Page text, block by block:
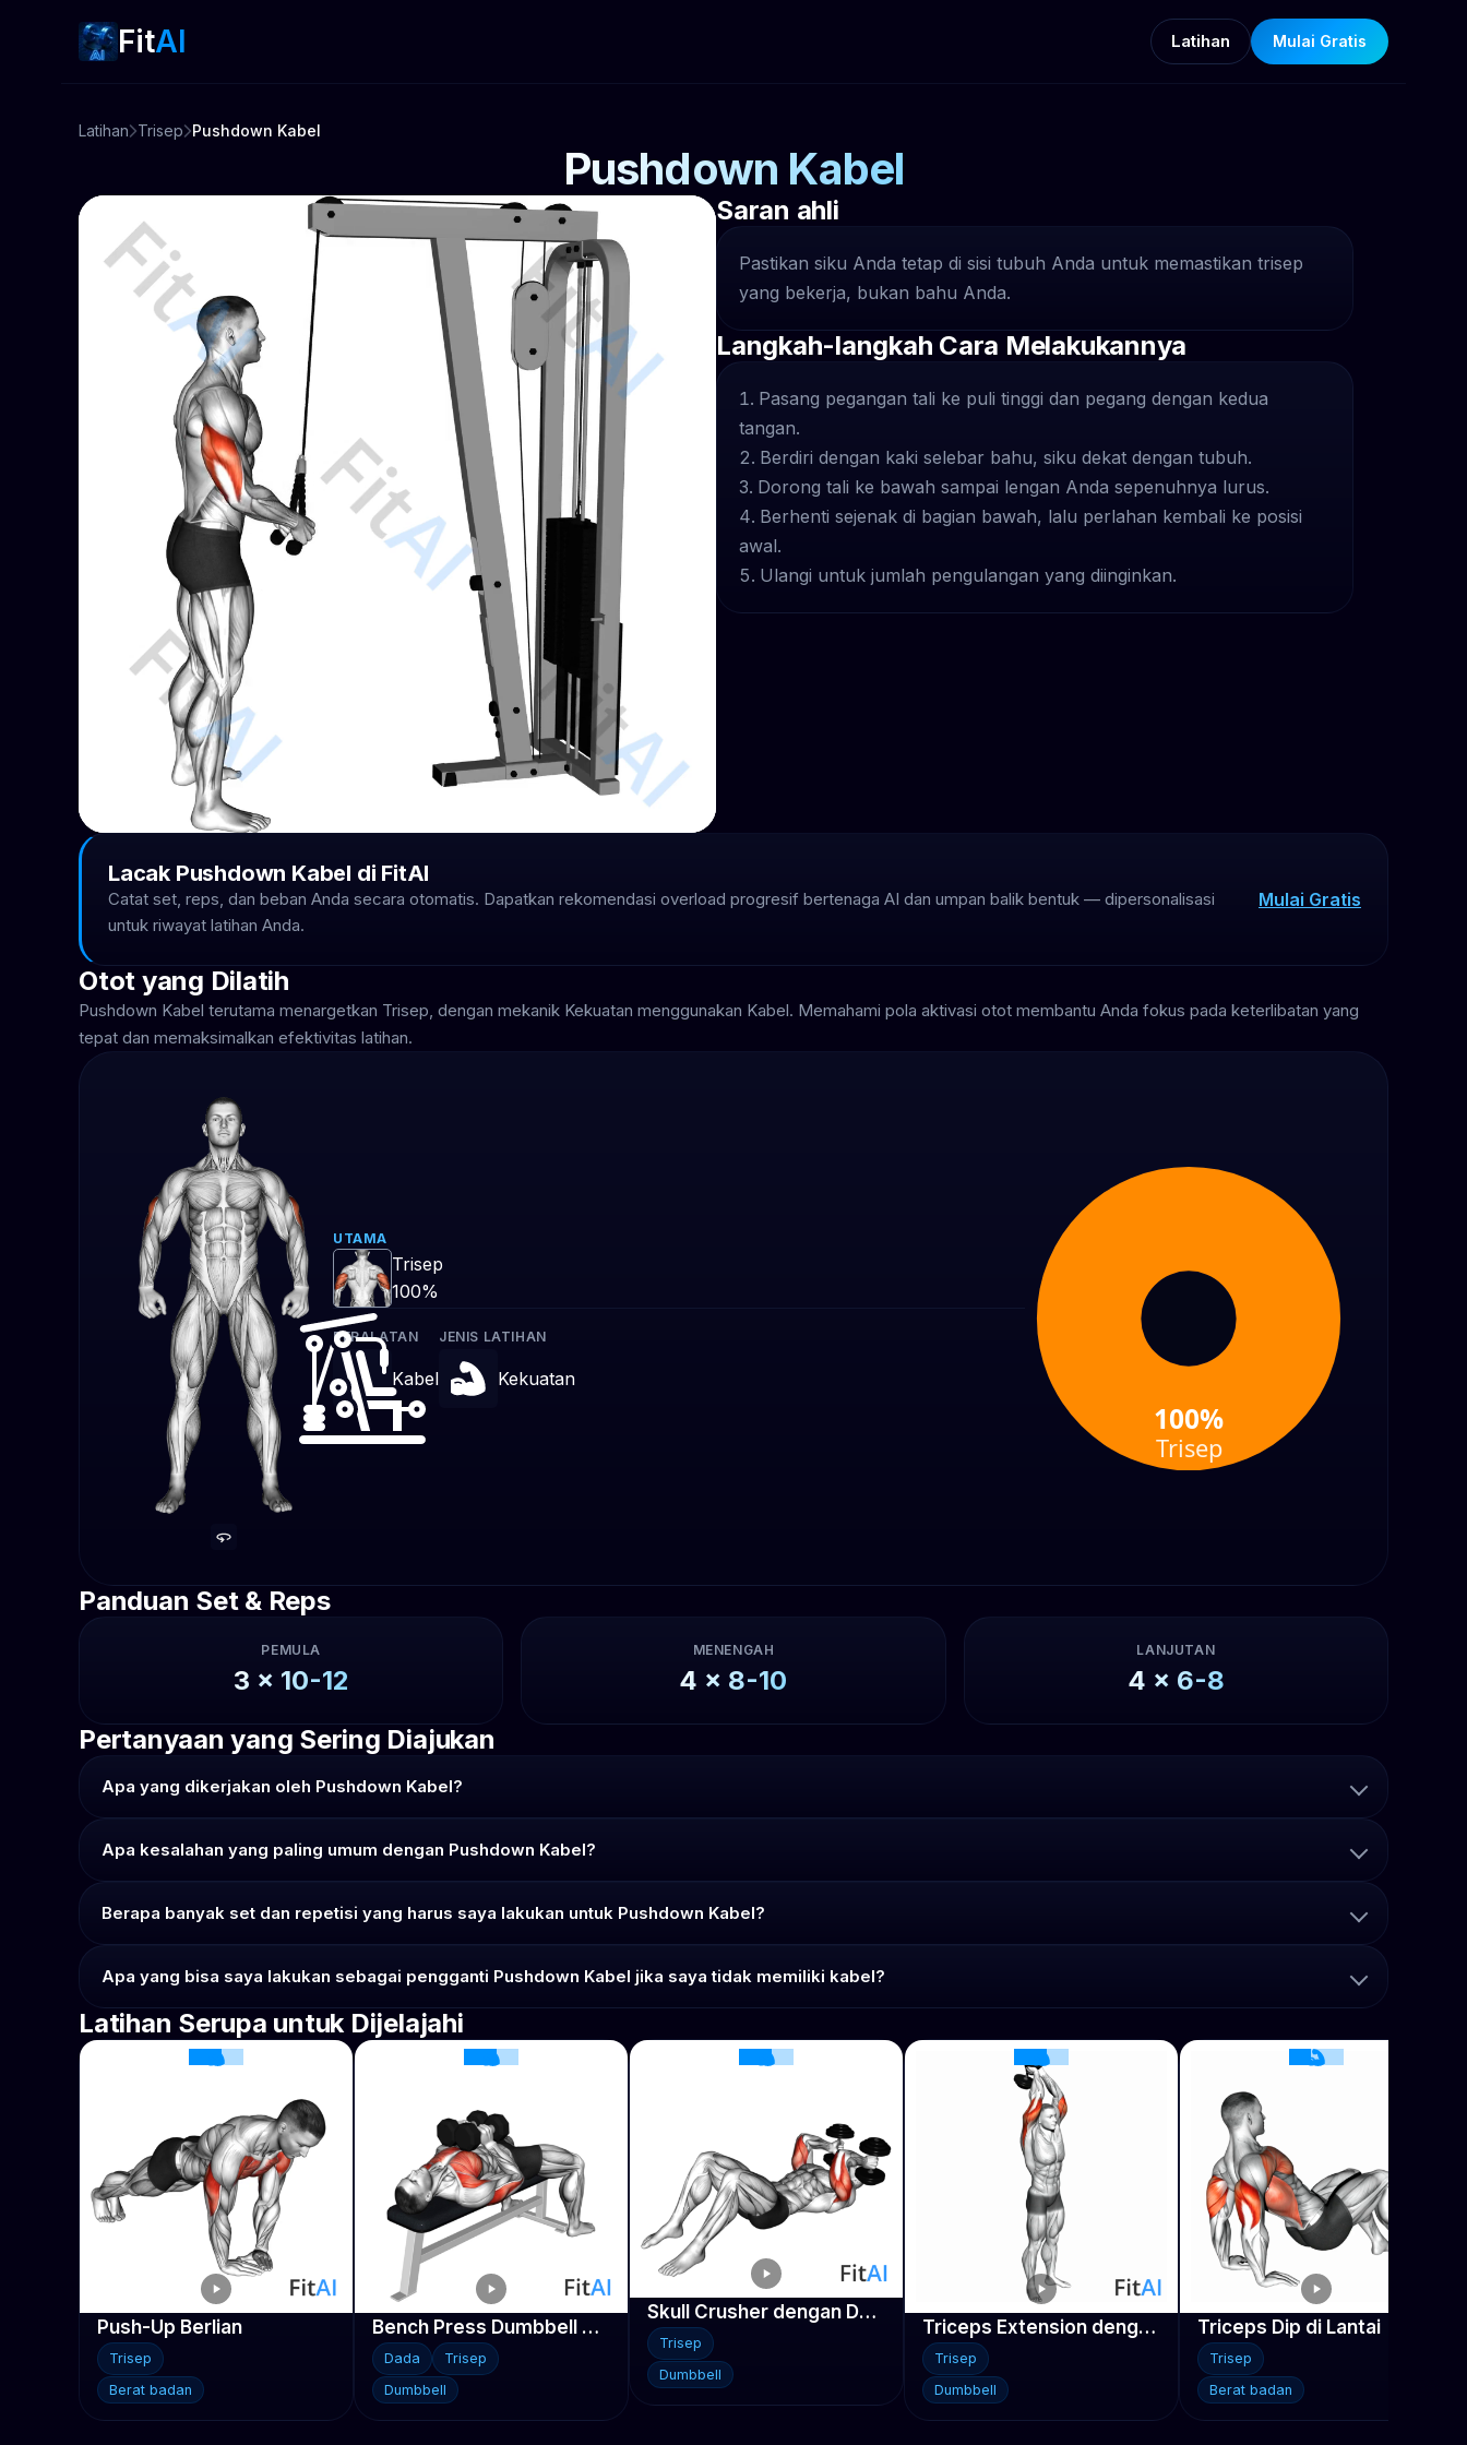
FitAI Latihan Mulai Gratis
Latihan Trisep Pushdown Kabel
Pushdown Kabel
Saran ahli
Pastikan siku Anda tetap di sisi tubuh Anda untuk memastikan trisep
yang bekerja, bukan bahu Anda.
Langkah-langkah Cara Melakukannya
Pasang pegangan tali ke puli tinggi dan pegang dengan kedua
tangan.
Berdiri dengan kaki selebar bahu, siku dekat dengan tubuh.
Dorong tali ke bawah sampai lengan Anda sepenuhnya lurus.
Berhenti sejenak di bagian bawah, lalu perlahan kembali ke posisi
awal.
Ulangi untuk jumlah pengulangan yang diinginkan.
Lacak Pushdown Kabel di FitAI
Catat set, reps, dan beban Anda secara otomatis. Dapatkan rekomendasi overload progresif bertenaga AI dan umpan balik bentuk — dipersonalisasi
untuk riwayat latihan Anda.
Mulai Gratis
Otot yang Dilatih
Pushdown Kabel terutama menargetkan Trisep, dengan mekanik Kekuatan menggunakan Kabel. Memahami pola aktivasi otot membantu Anda fokus pada keterlibatan yang
tepat dan memaksimalkan efektivitas latihan.
UTAMA
Trisep
100%
PERALATAN
Kabel
JENIS LATIHAN
Kekuatan
100%
Trisep
Panduan Set & Reps
PEMULA
3 x 10-12
MENENGAH
4 x 8-10
LANJUTAN
4 x 6-8
Pertanyaan yang Sering Diajukan
Apa yang dikerjakan oleh Pushdown Kabel?
Apa kesalahan yang paling umum dengan Pushdown Kabel?
Berapa banyak set dan repetisi yang harus saya lakukan untuk Pushdown Kabel?
Apa yang bisa saya lakukan sebagai pengganti Pushdown Kabel jika saya tidak memiliki kabel?
Latihan Serupa untuk Dijelajahi
Push-Up Berlian
Trisep
Berat badan
Bench Press Dumbbell Squeeze
Dada
Trisep
Dumbbell
Skull Crusher dengan Dumbbell di Lantai
Trisep
Dumbbell
Triceps Extension dengan Dumbbell Berdiri
Trisep
Dumbbell
Triceps Dip di Lantai
Trisep
Berat badan